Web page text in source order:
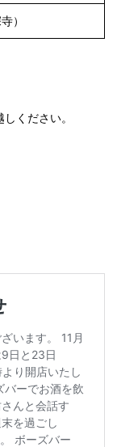
）
ください。